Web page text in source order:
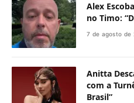
Alex
no Timo:
7 de agosto de
Anitta
com a
Brasil”